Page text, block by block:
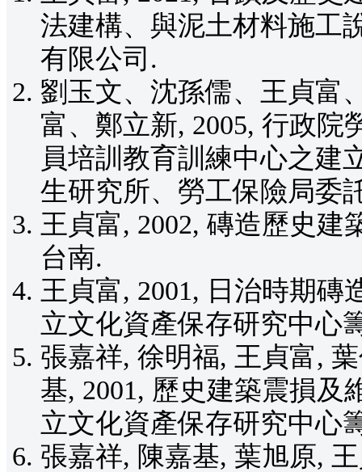
法建構、與泥土材料施工
有限公司.
劉玉文、沈孫儒、王貞富
富、鄭立新, 2005, 行政
員培訓教育訓練中心之建
生研究所、勞工保險局委
王貞富, 2002, 磚造歷史建
台南.
王貞富, 2001, 日治時期
立文化資產保存研究中心
張嘉祥, 徐明福, 王貞富,
基, 2001, 歷史建築震損及
立文化資產保存研究中心
張嘉祥, 陳嘉基, 葉旭原,